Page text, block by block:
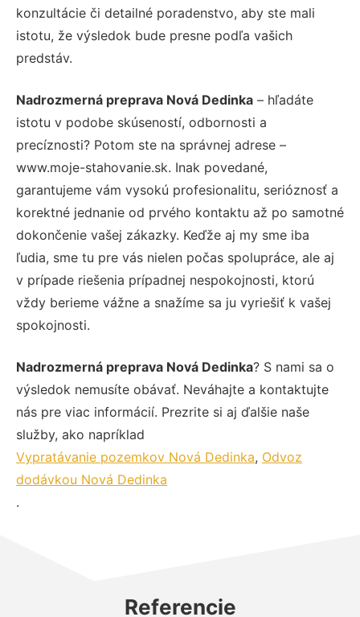
konzultácie či detailné poradenstvo, aby ste mali
istotu, že výsledok bude presne podľa vašich
predstáv.
Nadrozmerná preprava Nová Dedinka – hľadáte
istotu v podobe skúseností, odbornosti a
precíznosti? Potom ste na správnej adrese –
www.moje-stahovanie.sk. Inak povedané,
garantujeme vám vysokú profesionalitu, serióznosť a
korektné jednanie od prvého kontaktu až po samotné
dokončenie vašej zákazky. Keďže aj my sme iba
ľudia, sme tu pre vás nielen počas spolupráce, ale aj
v prípade riešenia prípadnej nespokojnosti, ktorú
vždy berieme vážne a snažíme sa ju vyriešiť k vašej
spokojnosti.
Nadrozmerná preprava Nová Dedinka? S nami sa o
výsledok nemusíte obávať. Neváhajte a kontaktujte
nás pre viac informácií. Prezrite si aj ďalšie naše
služby, ako napríklad
Vypratávanie pozemkov Nová Dedinka, Odvoz
dodávkou Nová Dedinka
.
Referencie